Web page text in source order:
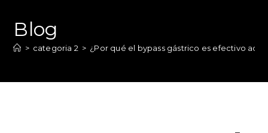
Blog
> categoria 2 > ¿Por qué el bypass gástrico es efectivo